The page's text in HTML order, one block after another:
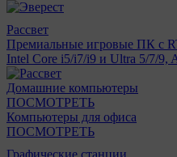
Рассвет
Премиальные игровые ПК с
Intel Core i5/i7/i9 и Ultra 5/7/9,
Домашние компьютеры
ПОСМОТРЕТЬ
Компьютеры для офиса
ПОСМОТРЕТЬ
Графические станции